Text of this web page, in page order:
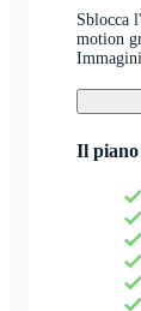
Sblocca
motion
Il